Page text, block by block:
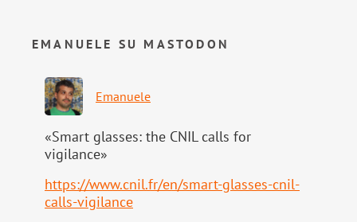
EMANUELE SU MASTODON
Emanuele
«Smart glasses: the CNIL calls for
vigilance»
https://www.cnil.fr/en/smart-glasses-cnil-
calls-vigilance